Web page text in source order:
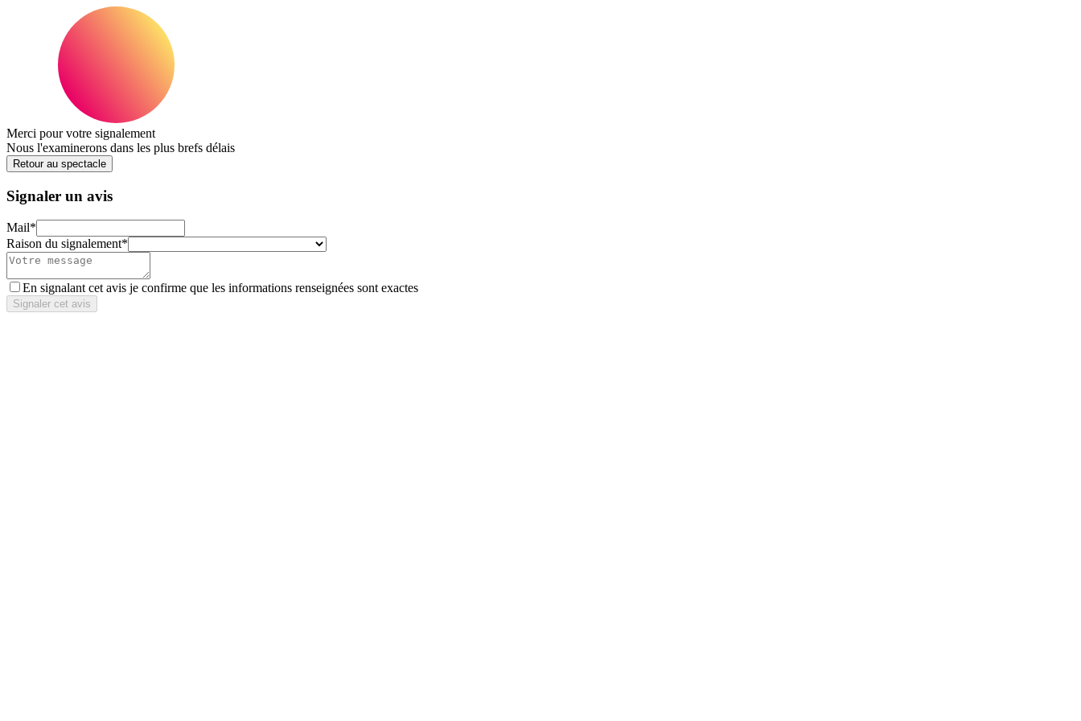
Merci pour votre signalement
Nous l'examinerons dans les plus brefs délais
Retour au spectacle
Signaler un avis
Mail*
Raison du signalement*
En signalant cet avis je confirme que les informations renseignées sont exactes
Signaler cet avis